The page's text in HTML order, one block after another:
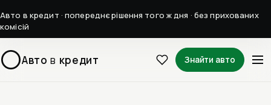
Авто в кредит · попереднє рішення того ж дня · без прихованих
комісій
Авто в кредит Знайти авто